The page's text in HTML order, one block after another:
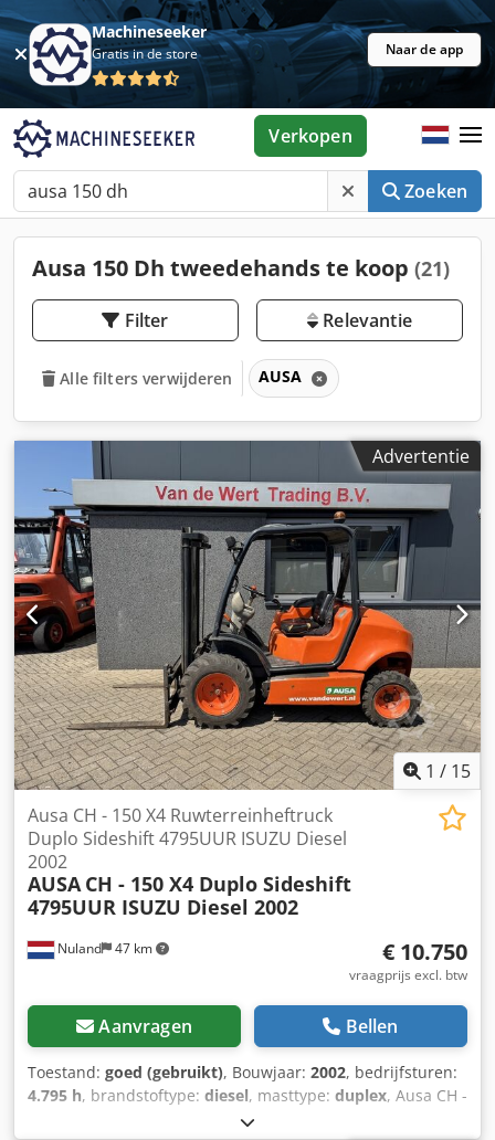
Machineseeker
Gratis in de store Naar de app
Zoeken
Verkopen
Ausa 150 Dh tweedehands te koop (21)
Filter Relevantie
Alle filters verwijderen AUSA
Advertentie
1 / 15
Nuland 47 km
Ausa CH - 150 X4 Ruwterreinheftruck
Duplo Sideshift 4795UUR ISUZU Diesel
2002
AUSA CH - 150 X4 Duplo Sideshift
4795UUR ISUZU Diesel 2002
€ 10.750
vraagprijs excl. btw
Aanvragen Bellen
Toestand: goed (gebruikt), Bouwjaar: 2002, bedrijfsturen:
4.795 h, brandstoftype: diesel, masttype: duplex, Ausa CH -
150 X4 Ruwterreinheftruck Duplo Sideshift 4795UUR